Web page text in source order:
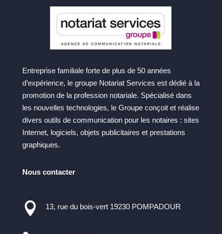
Entreprise familiale forte de plus de 50 années
d’expérience, le groupe Notariat Services est dédié à la
promotion de la profession notariale. Spécialisé dans
les nouvelles technologies, le Groupe conçoit et réalise
divers outils de communication pour les notaires : sites
Internet, logiciels, objets publicitaires et prestations
graphiques.
Nous contacter
 13, rue du bois-vert 19230 POMPADOUR